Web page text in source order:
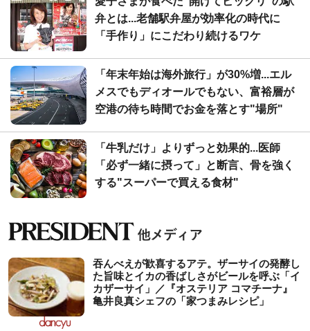
弁とは...老舗駅弁屋が効率化の時代に
「手作り」にこだわり続けるワケ
「年末年始は海外旅行」が30%増...エル
メスでもディオールでもない、富裕層が
空港の待ち時間でお金を落とす"場所"
「牛乳だけ」よりずっと効果的...医師
「必ず一緒に摂って」と断言、骨を強く
する"スーパーで買える食材"
吞んべえが歓喜するアテ。ザーサイの発酵し
た旨味とイカの香ばしさがビールを呼ぶ「イ
カザーサイ」／『オステリア コマチーナ』
⻲井良真シェフの「家つまみレシピ」